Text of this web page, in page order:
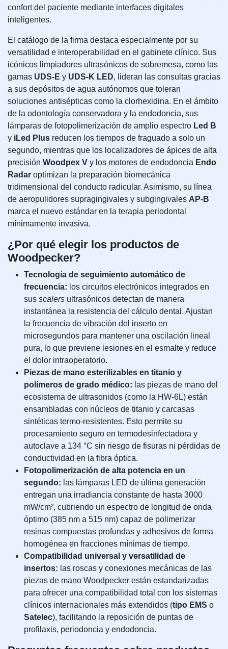
confort del paciente mediante interfaces digitales
inteligentes.
El catálogo de la firma destaca especialmente por su
versatilidad e interoperabilidad en el gabinete clínico. Sus
icónicos limpiadores ultrasónicos de sobremesa, como las
gamas UDS-E y UDS-K LED, lideran las consultas gracias
a sus depósitos de agua autónomos que toleran
soluciones antisépticas como la clorhexidina. En el ámbito
de la odontología conservadora y la endodoncia, sus
lámparas de fotopolimerización de amplio espectro Led B
y iLed Plus reducen los tiempos de fraguado a solo un
segundo, mientras que los localizadores de ápices de alta
precisión Woodpex V y los motores de endodoncia Endo
Radar optimizan la preparación biomecánica
tridimensional del conducto radicular. Asimismo, su línea
de aeropulidores supragingivales y subgingivales AP-B
marca el nuevo estándar en la terapia periodontal
mínimamente invasiva.
¿Por qué elegir los productos de
Woodpecker?
Tecnología de seguimiento automático de
frecuencia: los circuitos electrónicos integrados en
sus scalers ultrasónicos detectan de manera
instantánea la resistencia del cálculo dental. Ajustan
la frecuencia de vibración del inserto en
microsegundos para mantener una oscilación lineal
pura, lo que previene lesiones en el esmalte y reduce
el dolor intraoperatorio.
Piezas de mano esterilizables en titanio y
polímeros de grado médico: las piezas de mano del
ecosistema de ultrasonidos (como la HW-6L) están
ensambladas con núcleos de titanio y carcasas
sintéticas termo-resistentes. Esto permite su
procesamiento seguro en termodesinfectadora y
autoclave a 134 °C sin riesgo de fisuras ni pérdidas de
conductividad en la fibra óptica.
Fotopolimerización de alta potencia en un
segundo: las lámparas LED de última generación
entregan una irradiancia constante de hasta 3000
mW/cm², cubriendo un espectro de longitud de onda
óptimo (385 nm a 515 nm) capaz de polimerizar
resinas compuestas profundas y adhesivos de forma
homogénea en fracciones mínimas de tiempo.
Compatibilidad universal y versatilidad de
insertos: las roscas y conexiones mecánicas de las
piezas de mano Woodpecker están estandarizadas
para ofrecer una compatibilidad total con los sistemas
clínicos internacionales más extendidos (tipo EMS o
Satelec), facilitando la reposición de puntas de
profilaxis, periodoncia y endodoncia.